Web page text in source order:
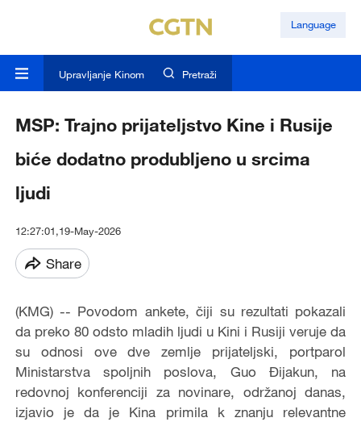
Language
Upravljanje Kinom Pretraži
MSP: Trajno prijateljstvo Kine i Rusije
biće dodatno produbljeno u srcima
ljudi
12:27:01,19-May-2026
Share
(KMG) -- Povodom ankete, čiji su rezultati pokazali
da preko 80 odsto mladih ljudi u Kini i Rusiji veruje da
su odnosi ove dve zemlje prijateljski, portparol
Ministarstva spoljnih poslova, Guo Đijakun, na
redovnoj konferenciji za novinare, održanoj danas,
izjavio je da je Kina primila k znanju relevantne